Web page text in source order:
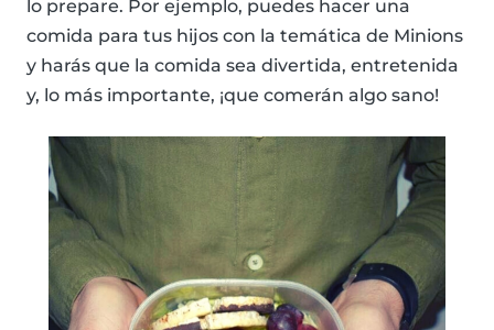
lo prepare. Por ejemplo, puedes hacer una
comida para tus hijos con la temática de Minions
y harás que la comida sea divertida, entretenida
y, lo más importante, ¡que comerán algo sano!